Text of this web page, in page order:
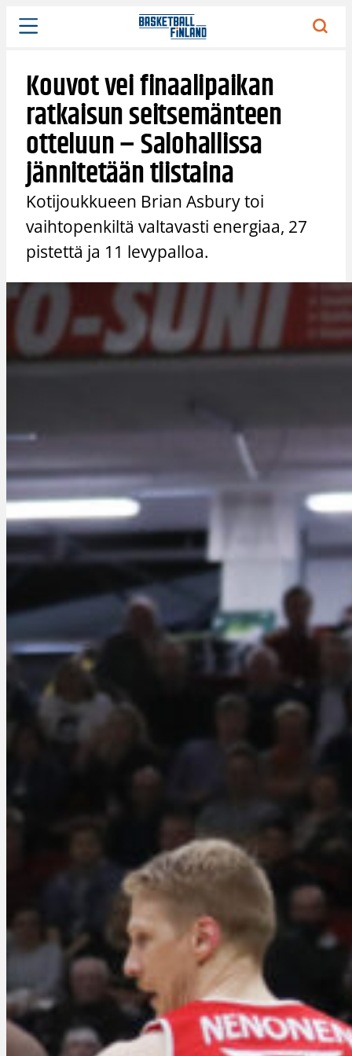
Siirry
sisältöön
Kouvot vei finaalipaikan
ratkaisun seitsemänteen
otteluun – Salohallissa
jännitetään tiistaina
Kotijoukkueen Brian Asbury toi
vaihtopenkiltä valtavasti energiaa, 27
pistettä ja 11 levypalloa.